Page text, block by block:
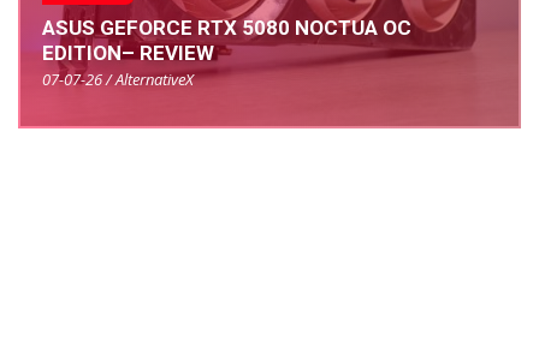
ASUS GEFORCE RTX 5080 NOCTUA OC
EDITION– REVIEW
07-07-26 / AlternativeX